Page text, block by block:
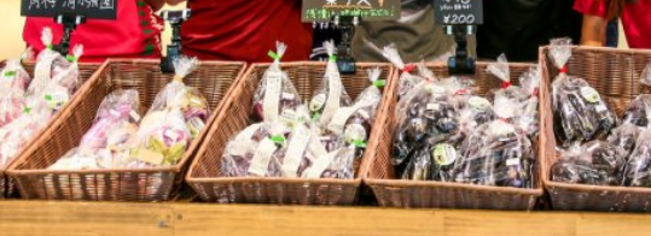
─ 水産業
─ ライブラリー
子供向け学習コンテン
─ MOGUHAPI モグハ
─ 緒方湊の「食育ク
─ 「畜産クイズ」
─ 農林水産業をみん